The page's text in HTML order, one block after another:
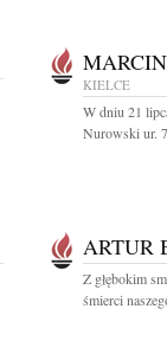
KIELCE
W dniu 21
Nurowski ur.
ARTUR
Z głębokim
śmierci